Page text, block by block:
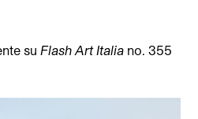
suFlash Art Italia no. 355